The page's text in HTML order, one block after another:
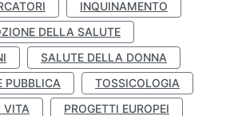
INQUINAMENTO
DELLA SALUTE
SALUTE DELLA DONNA
PUBBLICA
TOSSICOLOGIA
VITA
PROGETTI EUROPEI